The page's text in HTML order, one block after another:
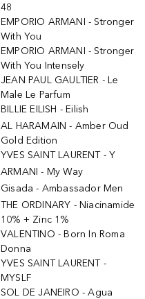
48
EMPORIO ARMANI - Stronger
With You
EMPORIO ARMANI - Stronger
With You Intensely
JEAN PAUL GAULTIER - Le
Male Le Parfum
BILLIE EILISH - Eilish
AL HARAMAIN - Amber Oud
Gold Edition
YVES SAINT LAURENT - Y
ARMANI - My Way
Gisada - Ambassador Men
THE ORDINARY - Niacinamide
10% + Zinc 1%
VALENTINO - Born In Roma
Donna
YVES SAINT LAURENT -
MYSLF
SOL DE JANEIRO - Agua